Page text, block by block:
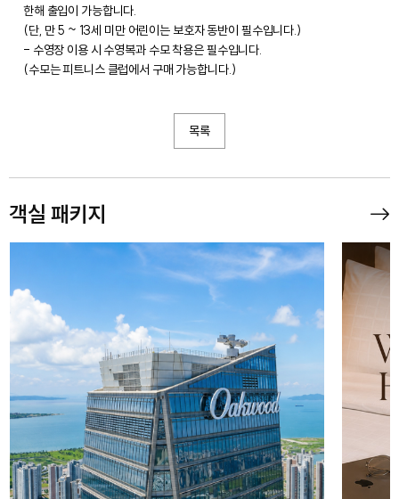
한해 출입이 가능합니다.
(단, 만 5 ~ 13세 미만 어린이는 보호자 동반이 필수입니다.)
- 수영장 이용 시 수영복과 수모 착용은 필수입니다.
(수모는 피트니스 클럽에서 구매 가능합니다.)
목록
객실 패키지